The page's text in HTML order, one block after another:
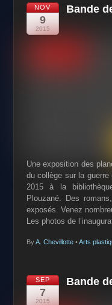
NOV
9
2015
Bande
Une exposition des
du collège sur la guerre
2015 à la
Plouzané. Des
exposés. Venez
Les photos de
ByA. Chevillotte• Arts
SEP
7
2015
Bande